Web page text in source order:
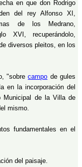
en que don Rodrigo
del rey Alfonso XI,
de los Medrano,
XVI, recuperándolo,
diversos pleitos, en los
"sobrecampo de gules
en la incorporación del
Municipal de la Villa de
mismo.
fundamentales en el
del paisaje.